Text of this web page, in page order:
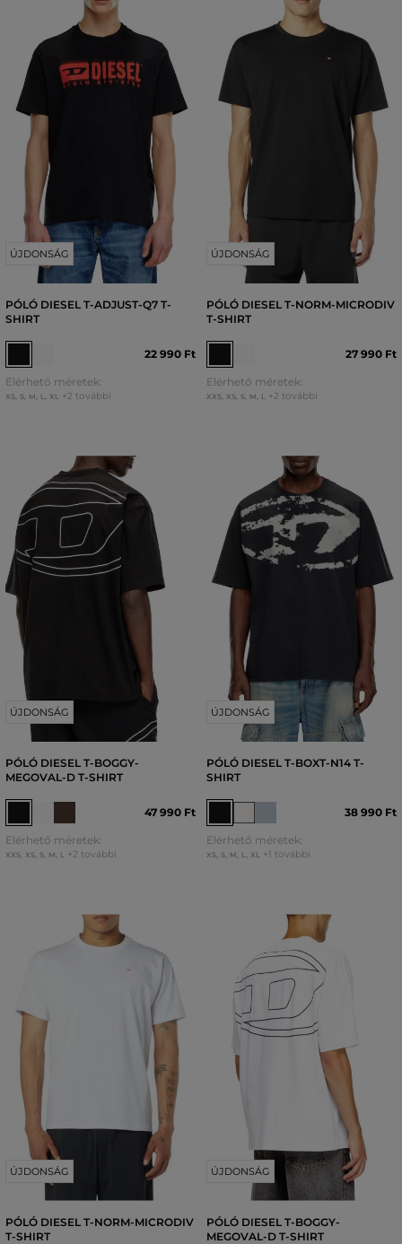
ÚJDONSÁG
PÓLÓ DIESEL T-ADJUST-Q7 T-
SHIRT
22 990 Ft
Elérhető méretek:
XS, S, M L XL +2 további
ÚJDONSÁG
PÓLÓ DIESEL T-NORM-MICRODIV
T-SHIRT
27 990 Ft
Elérhető méretek:
XXS, XS, S, M L +2 további
ÚJDONSÁG
PÓLÓ DIESEL T-BOGGY-
MEGOVAL-D T-SHIRT
47 990 Ft
Elérhető méretek:
XXS, XS, S, M L +2 további
ÚJDONSÁG
PÓLÓ DIESEL T-BOXT-N14 T-
SHIRT
38 990 Ft
Elérhető méretek:
XS, S, M L XL +1 további
ÚJDONSÁG
PÓLÓ DIESEL T-NORM-MICRODIV
T-SHIRT
ÚJDONSÁG
PÓLÓ DIESEL T-BOGGY-
MEGOVAL-D T-SHIRT